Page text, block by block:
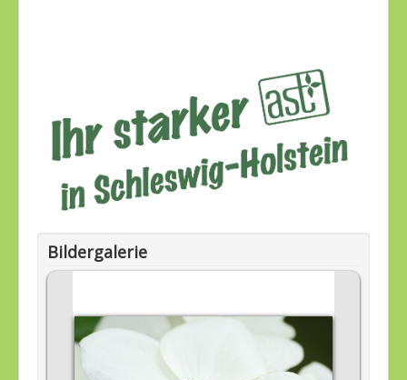
Bildergalerie